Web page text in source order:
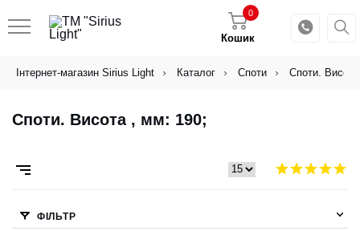
Кошик
0
Інтернет-магазин Sirius Light Каталог Споти Споти.
Споти. Висота , мм: 190;
ФІЛЬТР